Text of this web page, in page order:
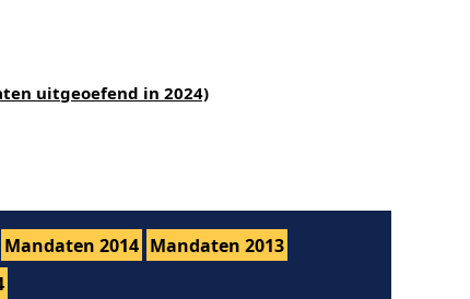
uitgeoefend in 2024)
Mandaten 2014 Mandaten 2013